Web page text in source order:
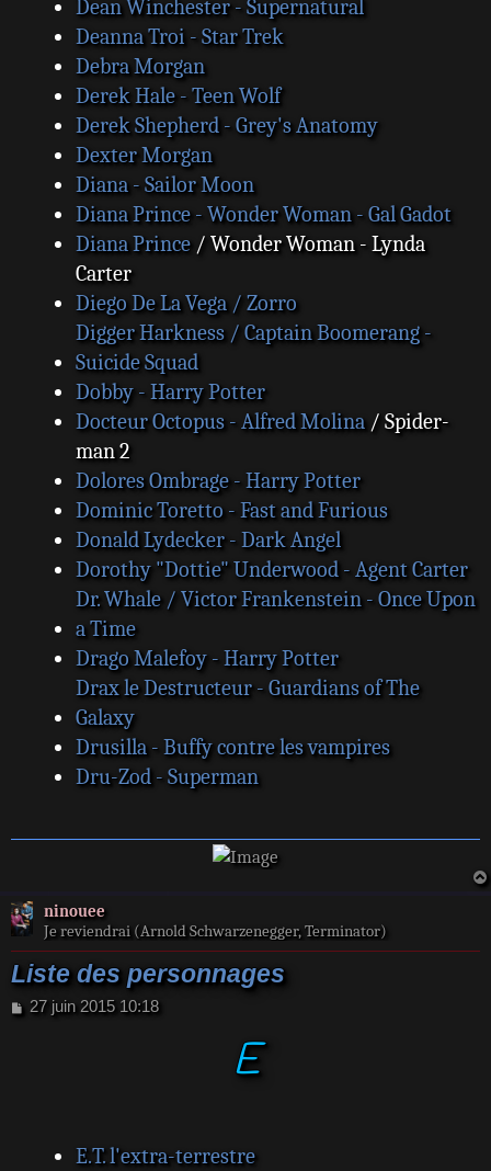
Dean Winchester - Supernatural
Deanna Troi - Star Trek
Debra Morgan
Derek Hale - Teen Wolf
Derek Shepherd - Grey's Anatomy
Dexter Morgan
Diana - Sailor Moon
Diana Prince - Wonder Woman - Gal Gadot
Diana Prince/ Wonder Woman - Lynda
Carter
Diego De La Vega / Zorro
Digger Harkness / Captain Boomerang -
Suicide Squad
Dobby - Harry Potter
Docteur Octopus - Alfred Molina/ Spider-
man 2
Dolores Ombrage - Harry Potter
Dominic Toretto - Fast and Furious
Donald Lydecker - Dark Angel
Dorothy "Dottie" Underwood - Agent Carter
Dr. Whale / Victor Frankenstein - Once Upon
a Time
Drago Malefoy - Harry Potter
Drax le Destructeur - Guardians of The
Galaxy
Drusilla - Buffy contre les vampires
Dru-Zod - Superman
ninouee
Je reviendrai (Arnold Schwarzenegger, Terminator)
Liste des personnages
M
27 juin 2015 10:18
E
E.T. l'extra-terrestre